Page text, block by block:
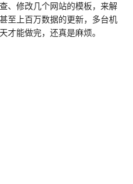
修改几个网站的模板，来解
至上百万数据的更新，多台机
才能做完，还真是麻烦。